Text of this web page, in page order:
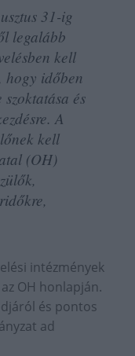
31-ig
legalább
kell
hogy időben
szoktatása és
A
kell
(OH)
intézmények
OH honlapján.
és pontos
ad